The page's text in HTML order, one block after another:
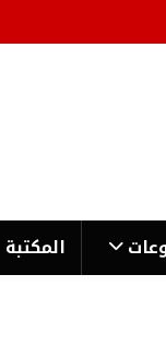
المكتبة